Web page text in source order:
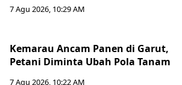
7 Agu 2026, 10:29 AM
Kemarau Ancam Panen di Garut,
Petani Diminta Ubah Pola Tanam
7 Agu 2026, 10:22 AM